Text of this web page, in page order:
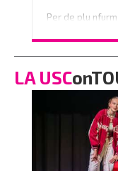
Per de plu
o scrì na e-mail
LA USC